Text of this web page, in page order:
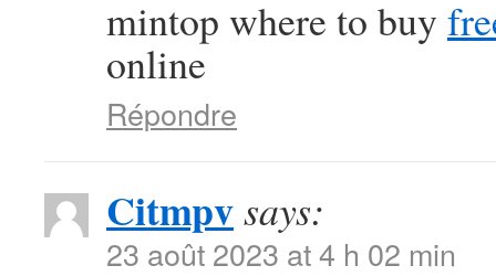
mintop where to buy
online
Répondre
Citmpvsays:
23 août 2023 at 4 h 02 min